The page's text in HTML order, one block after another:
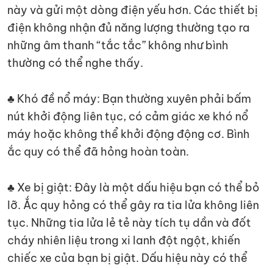
này và gửi một dòng điện yếu hơn. Các thiết bị
điện không nhận đủ năng lượng thường tạo ra
những âm thanh “tắc tắc” không như bình
thường có thể nghe thấy.
♣ Khó đề nổ máy: Bạn thường xuyên phải bấm
nút khởi động liên tục, có cảm giác xe khó nổ
máy hoặc không thể khởi động động cơ. Bình
ắc quy có thể đã hỏng hoàn toàn.
♣ Xe bị giật: Đây là một dấu hiệu bạn có thể bỏ
lỡ. Ắc quy hỏng có thể gây ra tia lửa không liên
tục. Những tia lửa lẻ tẻ này tích tụ dần và đốt
cháy nhiên liệu trong xi lanh đột ngột, khiến
chiếc xe của bạn bị giật. Dấu hiệu này có thể